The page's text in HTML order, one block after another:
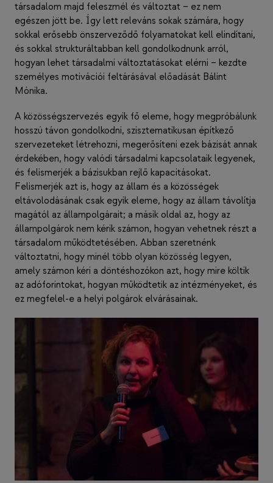
társadalom majd feleszmél és változtat – ez nem
egészen jött be. Így lett releváns sokak számára, hogy
sokkal erősebb önszerveződő folyamatokat kell elindítani,
és sokkal strukturáltabban kell gondolkodnunk arról,
hogyan lehet társadalmi változtatásokat elérni – kezdte
személyes motivációi feltárásával előadását Bálint
Mónika.
A közösségszervezés egyik fő eleme, hogy megpróbálunk
hosszú távon gondolkodni, szisztematikusan építkező
szervezeteket létrehozni, megerősíteni ezek bázisát annak
érdekében, hogy valódi társadalmi kapcsolataik legyenek,
és felismerjék a bázisukban rejlő kapacitásokat.
Felismerjék azt is, hogy az állam és a közösségek
eltávolodásának csak egyik eleme, hogy az állam távolítja
magától az állampolgárait; a másik oldal az, hogy az
állampolgárok nem kérik számon, hogyan vehetnek részt a
társadalom működtetésében. Abban szeretnénk
változtatni, hogy minél több olyan közösség legyen,
amely számon kéri a döntéshozókon azt, hogy mire költik
az adóforintokat, hogyan működtetik az intézményeket, és
ez megfelel-e a helyi polgárok elvárásainak.